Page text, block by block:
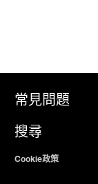
常見問題
搜尋
Cookie政策